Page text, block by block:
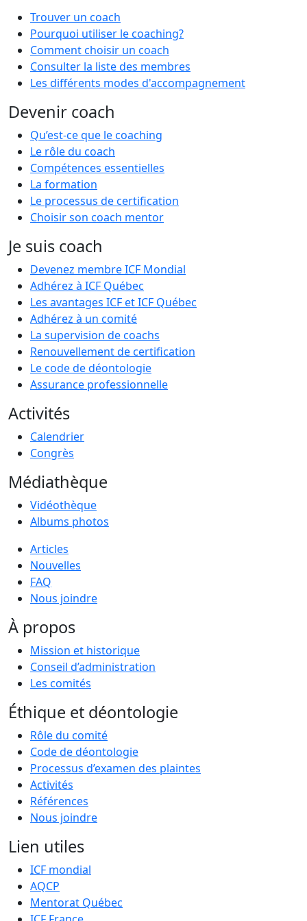
Trouver un coach
Pourquoi utiliser le coaching?
Comment choisir un coach
Consulter la liste des membres
Les différents modes d'accompagnement
Devenir coach
Qu’est-ce que le coaching
Le rôle du coach
Compétences essentielles
La formation
Le processus de certification
Choisir son coach mentor
Je suis coach
Devenez membre ICF Mondial
Adhérez à ICF Québec
Les avantages ICF et ICF Québec
Adhérez à un comité
La supervision de coachs
Renouvellement de certification
Le code de déontologie
Assurance professionnelle
Activités
Calendrier
Congrès
Médiathèque
Vidéothèque
Albums photos
Articles
Nouvelles
FAQ
Nous joindre
À propos
Mission et historique
Conseil d’administration
Les comités
Éthique et déontologie
Rôle du comité
Code de déontologie
Processus d’examen des plaintes
Activités
Références
Nous joindre
Lien utiles
ICF mondial
AQCP
Mentorat Québec